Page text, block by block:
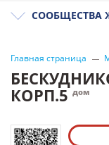
СООБЩЕСТВА
Главная страница
КОРП.5 дом